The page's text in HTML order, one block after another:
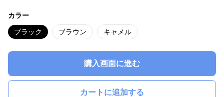
カラー
ブラック ブラウン キャメル
購入画面に進む
カートに追加する